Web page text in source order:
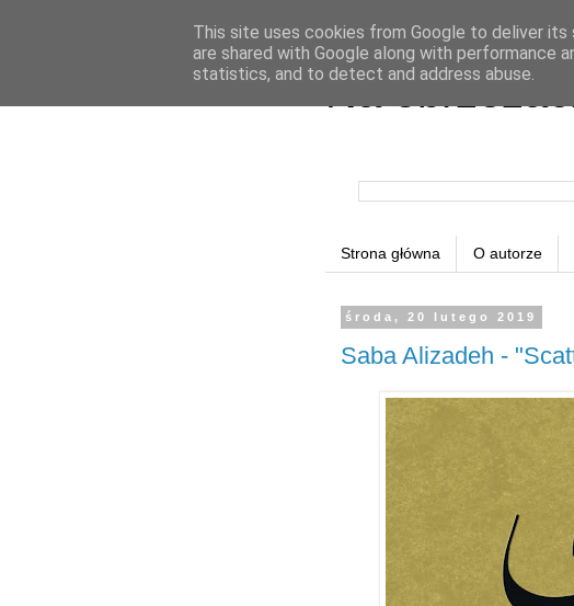
Na obrzeżach
Strona główna O autorze
środa, 20 lutego 2019
Saba Alizadeh -
This site uses cookies from Google to deliver
are shared with Google along with performance
statistics, and to detect and address abuse.